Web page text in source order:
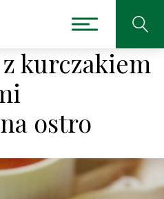
kurczakiem
ostro